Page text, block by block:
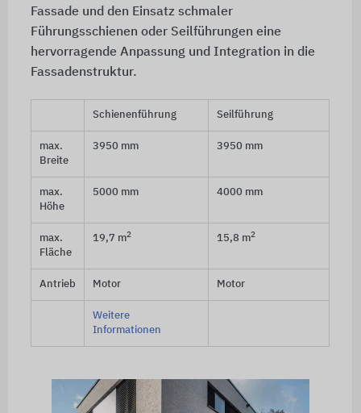
Fassade und den Einsatz schmaler
Führungsschienen oder Seilführungen eine
hervorragende Anpassung und Integration in die
Fassadenstruktur.
Schienenführung Seilführung
max.
Breite
3950 mm 3950 mm
max.
Höhe
5000 mm 4000 mm
max.
Fläche
19,7 m2 15,8 m2
Antrieb Motor Motor
Weitere
Informationen